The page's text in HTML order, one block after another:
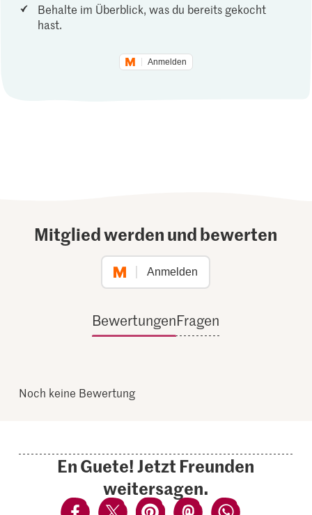
Behalte im Überblick, was du bereits gekocht
hast.
Anmelden
Mitglied werden und bewerten
Anmelden
BewertungenFragen
Noch keine Bewertung
En Guete! Jetzt Freunden
weitersagen.